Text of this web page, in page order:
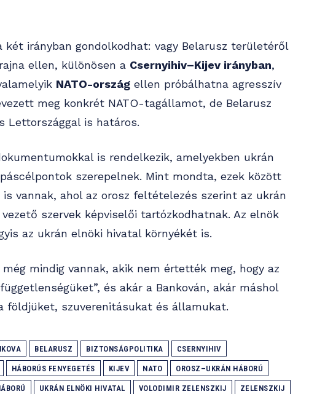
két irányban gondolkodhat: vagy Belarusz területéről
ellen, különösen a Csernyihiv–Kijev irányban,
NATO-ország ellen próbálhatna agresszív
meg konkrét NATO-tagállamot, de Belarusz
Lettországgal is határos.
is rendelkezik, amelyekben ukrán
szerepelnek. Mint mondta, ezek között
vannak, ahol az orosz feltételezés szerint az ukrán
szervek képviselői tartózkodhatnak. Az elnök
az ukrán elnöki hivatal környékét is.
mindig vannak, akik nem értették meg, hogy az
és akár a Bankován, akár máshol
földjüket, szuverenitásukat és államukat.
BELARUSZ BIZTONSÁGPOLITIKA CSERNYIHIV
HÁBORÚS FENYEGETÉS KIJEV NATO OROSZ–UKRÁN HÁBORÚ
UKRÁN ELNÖKI HIVATAL VOLODIMIR ZELENSZKIJ ZELENSZKIJ